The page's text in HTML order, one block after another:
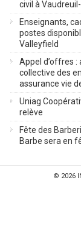
civil à
Enseignants,
postes
Valleyfield
Appel d’offres :
collective des
assurance vie
Uniag
relève
Fête des
Barbe sera en
© 2026